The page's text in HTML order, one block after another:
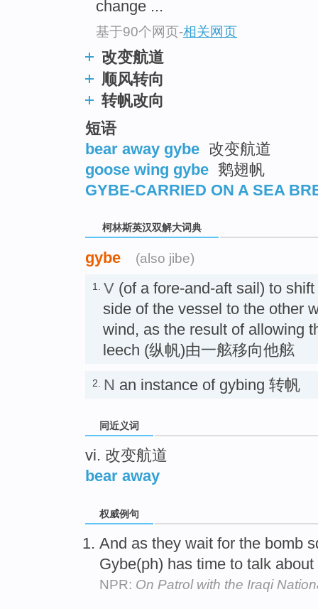
change ...
基于90个网页-相关网页
改变航道
顺风转向
转帆改向
短语
bear away gybe 改变航道
goose wing gybe 鹅翅帆
GYBE-CARRIED ON A SEA
柯林斯英汉双解大词典
gybe (also jibe)
1. V (of a fore-and-aft sail) to
side of the vessel to the other
wind, as the result of allowing
leech (纵帆)由一舷移向他舷
2. N an instance of gybing 转帆
同近义词
vi. 改变航道
bear away
权威例句
And as they wait for the bomb
Gybe(ph) has time to talk
NPR: On Patrol with the Iraqi